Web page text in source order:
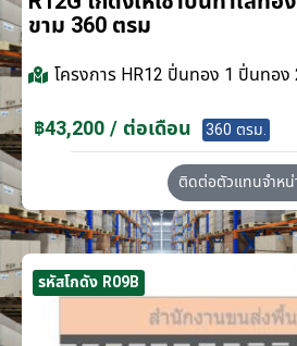
ขาม 360 ตรม
โครงการ HR12 ปิ่นทอง 1 ปิ่นทอง
฿43,200 / ต่อเดือน 360 ตรม.
ติดต่อตัวแทนจำหน่
รหัสโกดัง R09B